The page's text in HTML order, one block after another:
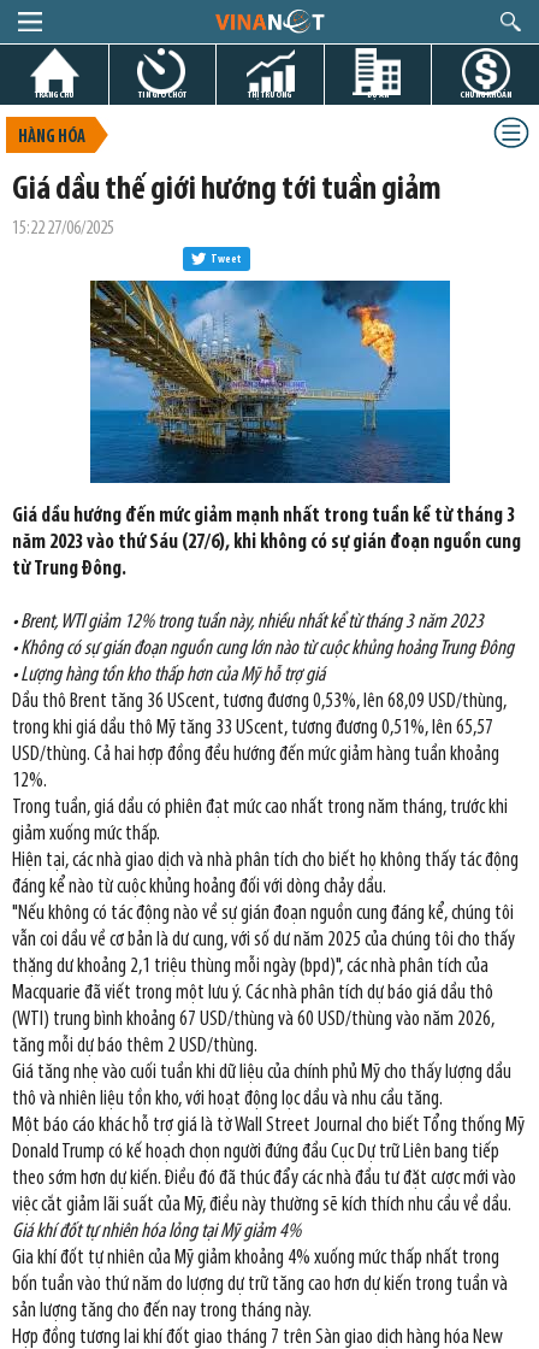
TRANG CHỦ TIN GIỜ CHÓT THỊ TRƯỜNG DỰ ÁN CHỨNG KHOÁN
HÀNG HÓA
Giá dầu thế giới hướng tới tuần giảm
15:22 27/06/2025
Tweet
Giá dầu hướng đến mức giảm mạnh nhất trong tuần kể từ tháng 3
năm 2023 vào thứ Sáu (27/6), khi không có sự gián đoạn nguồn cung
từ Trung Đông.
• Brent, WTI giảm 12% trong tuần này, nhiều nhất kể từ tháng 3 năm 2023
• Không có sự gián đoạn nguồn cung lớn nào từ cuộc khủng hoảng Trung Đông
• Lượng hàng tồn kho thấp hơn của Mỹ hỗ trợ giá
Dầu thô Brent tăng 36 UScent, tương đương 0,53%, lên 68,09 USD/thùng,
trong khi giá dầu thô Mỹ tăng 33 UScent, tương đương 0,51%, lên 65,57
USD/thùng. Cả hai hợp đồng đều hướng đến mức giảm hàng tuần khoảng
12%.
Trong tuần, giá dầu có phiên đạt mức cao nhất trong năm tháng, trước khi
giảm xuống mức thấp.
Hiện tại, các nhà giao dịch và nhà phân tích cho biết họ không thấy tác động
đáng kể nào từ cuộc khủng hoảng đối với dòng chảy dầu.
"Nếu không có tác động nào về sự gián đoạn nguồn cung đáng kể, chúng tôi
vẫn coi dầu về cơ bản là dư cung, với số dư năm 2025 của chúng tôi cho thấy
thặng dư khoảng 2,1 triệu thùng mỗi ngày (bpd)", các nhà phân tích của
Macquarie đã viết trong một lưu ý. Các nhà phân tích dự báo giá dầu thô
(WTI) trung bình khoảng 67 USD/thùng và 60 USD/thùng vào năm 2026,
tăng mỗi dự báo thêm 2 USD/thùng.
Giá tăng nhẹ vào cuối tuần khi dữ liệu của chính phủ Mỹ cho thấy lượng dầu
thô và nhiên liệu tồn kho, với hoạt động lọc dầu và nhu cầu tăng.
Một báo cáo khác hỗ trợ giá là tờ Wall Street Journal cho biết Tổng thống Mỹ
Donald Trump có kế hoạch chọn người đứng đầu Cục Dự trữ Liên bang tiếp
theo sớm hơn dự kiến. Điều đó đã thúc đẩy các nhà đầu tư đặt cược mới vào
việc cắt giảm lãi suất của Mỹ, điều này thường sẽ kích thích nhu cầu về dầu.
Giá khí đốt tự nhiên hóa lỏng tại Mỹ giảm 4%
Gia khí đốt tự nhiên của Mỹ giảm khoảng 4% xuống mức thấp nhất trong
bốn tuần vào thứ năm do lượng dự trữ tăng cao hơn dự kiến trong tuần và
sản lượng tăng cho đến nay trong tháng này.
Hợp đồng tương lai khí đốt giao tháng 7 trên Sàn giao dịch hàng hóa New